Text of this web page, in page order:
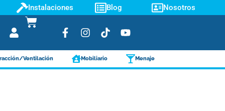
Instalaciones Blog Nosotros
Ventilación Mobiliario Menaje